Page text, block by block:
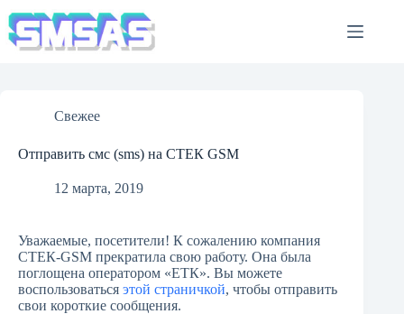
сути
Свежее
Отправить смс (sms) на СТЕК GSM
12 марта, 2019
Уважаемые, посетители! К сожалению компания
СТЕК-GSM прекратила свою работу. Она была
поглощена оператором «ЕТК». Вы можете
воспользоваться этой страничкой, чтобы отправить
свои короткие сообщения.